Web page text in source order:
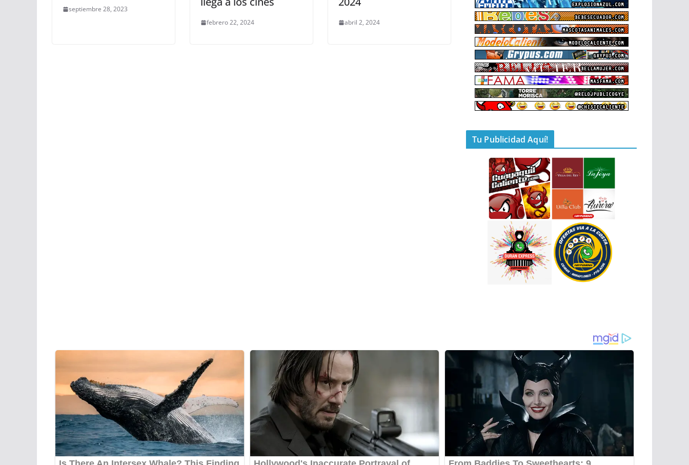
septiembre 28, 2023
febrero 22, 2024 abril 2, 2024
Tu Publicidad Aquí!